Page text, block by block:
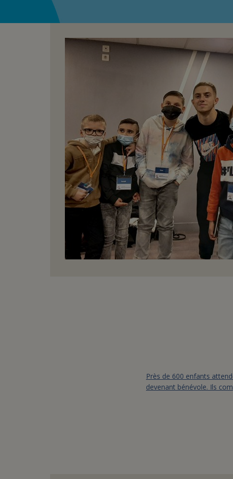
Près de 600 enfants
devenant bénévole. Ils